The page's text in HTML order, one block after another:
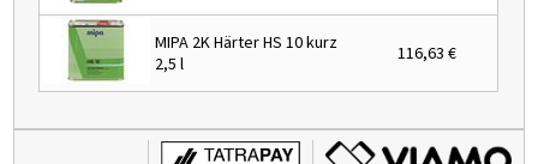
MIPA 2K Härter HS 10 kurz
2,5 l
116,63 €